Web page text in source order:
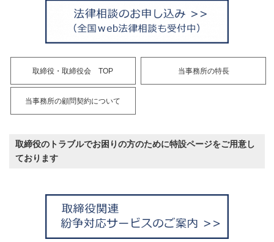
取締役・取締役会 TOP 当事務所の特長
当事務所の顧問契約について
取締役のトラブルでお困りの方のために特設ページをご用意し
ております